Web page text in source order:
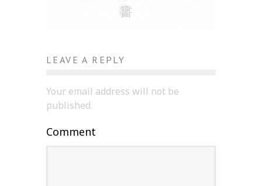
書
LEAVE A REPLY
Your email address will not be
published.
Comment